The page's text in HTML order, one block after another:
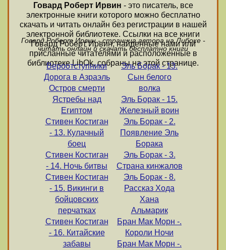
Говард Роберт Ирвин - это писатель, все
электронные книги которого можно бесплатно
скачать и читать онлайн без регистрации в нашей
электронной библиотеке. Ссылки на все книги
Говард Роберт Ирвин, найденные нами или
присланные читателями и расположенные в
библиотеке LibOk, собраны на этой странице.
Говард Роберт Ирвин - страница автора на Либоке -
читать онлайн и скачать бесплатно книги
Вероотступники
Дорога в Азраэль
Остров смерти
Ястребы над
Египтом
Стивен Костиган
- 13. Кулачный
боец
Стивен Костиган
- 14. Ночь битвы
Стивен Костиган
- 15. Викинги в
бойцовских
перчатках
Стивен Костиган
- 16. Китайские
забавы
Эль Борак - 13.
Сын белого
волка
Эль Борак - 15.
Железный воин
Эль Борак - 2.
Появление Эль
Борака
Эль Борак - 3.
Страна кинжалов
Эль Борак - 8.
Рассказ Хода
Хана
Альмарик
Бран Мак Морн -.
Короли Ночи
Бран Мак Морн -.